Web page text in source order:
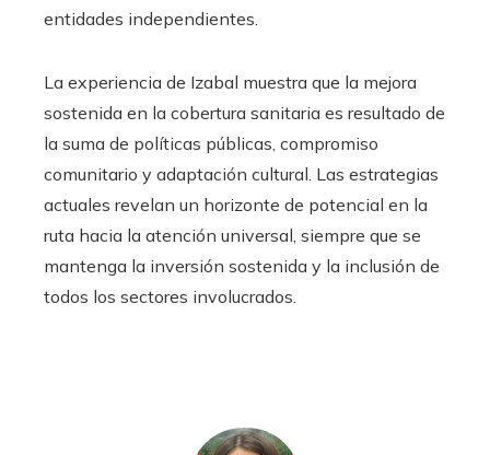
entidades independientes.
La experiencia de Izabal muestra que la mejora
sostenida en la cobertura sanitaria es resultado de
la suma de políticas públicas, compromiso
comunitario y adaptación cultural. Las estrategias
actuales revelan un horizonte de potencial en la
ruta hacia la atención universal, siempre que se
mantenga la inversión sostenida y la inclusión de
todos los sectores involucrados.